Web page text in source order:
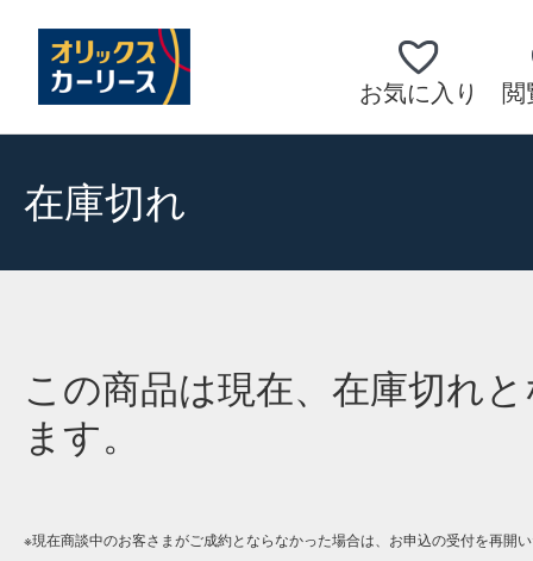
お気に入り 閲
在庫切れ
この商品は現在、在庫切れ
ます。
※現在商談中のお客さまがご成約とならなかった場合は、お申込の受付を再開